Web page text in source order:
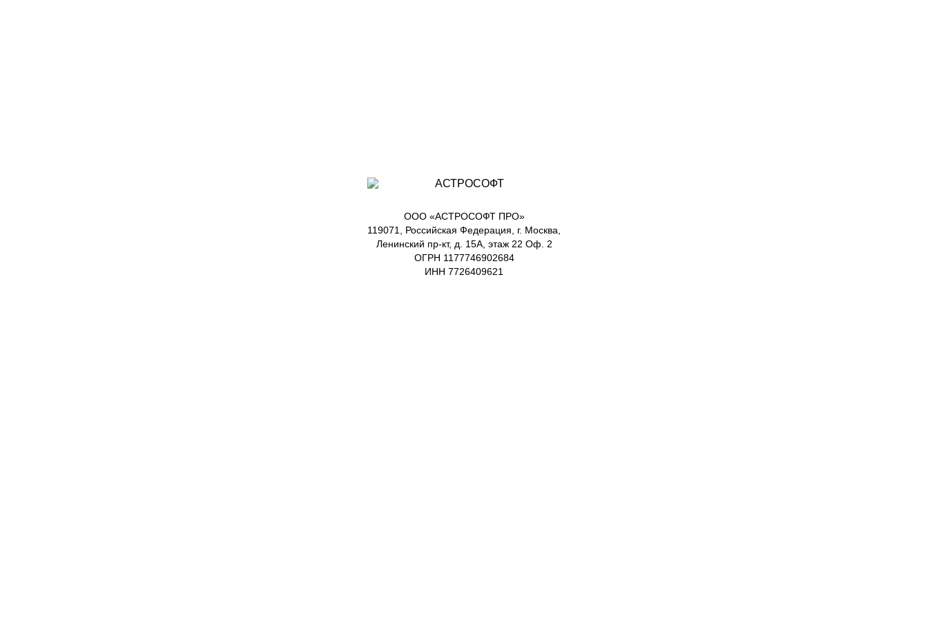
ООО «АСТРОСОФТ ПРО»
119071, Российская Федерация, г. Москва,
Ленинский пр-кт, д. 15А, этаж 22 Оф. 2
ОГРН 1177746902684
ИНН 7726409621